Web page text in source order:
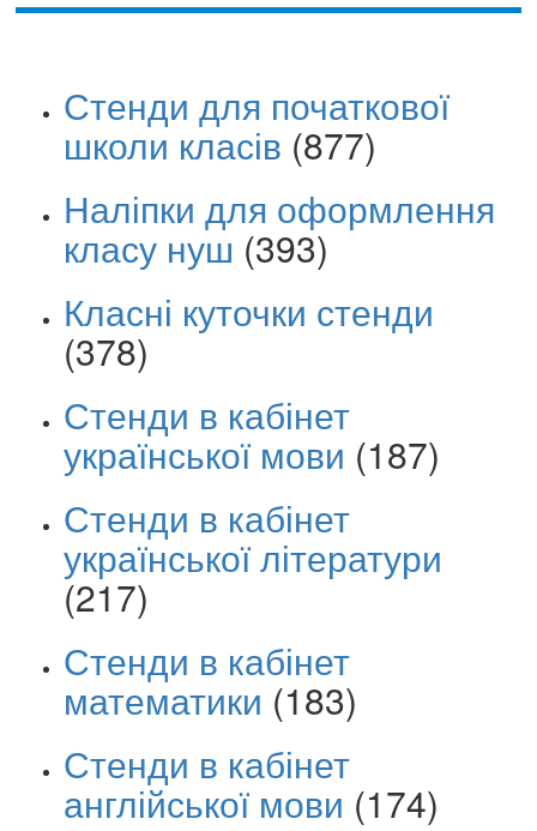
Стенди для початкової
школи класів (877)
Наліпки для оформлення
класу нуш (393)
Класні куточки стенди
(378)
Стенди в кабінет
української мови (187)
Стенди в кабінет
української літератури
(217)
Стенди в кабінет
математики (183)
Стенди в кабінет
англійської мови (174)